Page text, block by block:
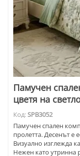
Памучен
цветя на
Код:SPB3052
Памучен спален
пролетта. Десенът е
Визуално изглежда
Нежен като утринна